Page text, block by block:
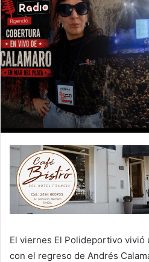
El viernes El Polideportivo
con el regreso de Andrés